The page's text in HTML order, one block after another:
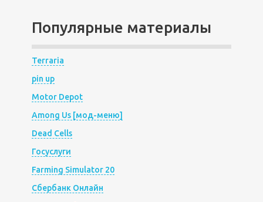
Популярные материалы
Terraria
pin up
Motor Depot
Among Us [мод-меню]
Dead Cells
Госуслуги
Farming Simulator 20
Сбербанк Онлайн